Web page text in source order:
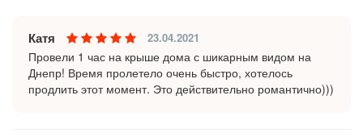
Катя 23.04.2021
Провели 1 час на крыше дома с шикарным видом на
Днепр! Время пролетело очень быстро, хотелось
продлить этот момент. Это действительно романтично)))